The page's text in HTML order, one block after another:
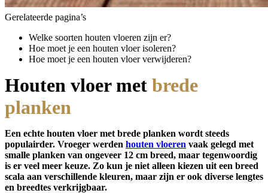
Gerelateerde pagina’s
Welke soorten houten vloeren zijn er?
Hoe moet je een houten vloer isoleren?
Hoe moet je een houten vloer verwijderen?
Houten vloer met brede
planken
Een echte houten vloer met brede planken wordt steeds
populairder. Vroeger werden houten vloeren vaak gelegd met
smalle planken van ongeveer 12 cm breed, maar tegenwoordig
is er veel meer keuze. Zo kun je niet alleen kiezen uit een breed
scala aan verschillende kleuren, maar zijn er ook diverse lengtes
en breedtes verkrijgbaar.